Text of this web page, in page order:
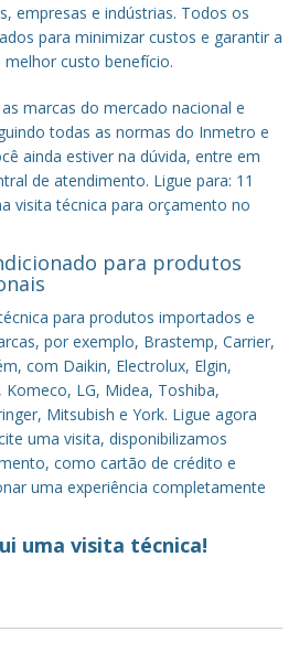
empresas e indústrias. Todos os
para minimizar custos e garantir a
custo benefício.
marcas do mercado nacional e
todas as normas do Inmetro e
ainda estiver na dúvida, entre em
de atendimento. Ligue para: 11
visita técnica para orçamento no
para produtos
para produtos importados e
por exemplo, Brastemp, Carrier,
com Daikin, Electrolux, Elgin,
Komeco, LG, Midea, Toshiba,
Mitsubish e York. Ligue agora
uma visita, disponibilizamos
como cartão de crédito e
uma experiência completamente
uma visita técnica!